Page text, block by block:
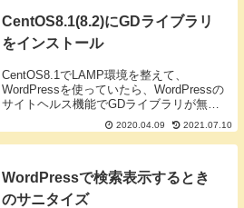
CentOS8.1(8.2)にGDライブラリ
をインストール
CentOS8.1でLAMP環境を整えて、
WordPressを使っていたら、WordPressの
サイトヘルス機能でGDライブラリが無い
よ！と叱られたので、GDライブラリをイ
ンストールします。CentOS8.2も同じで
す！インストールできるラ...
2020.04.09 2021.07.10
WordPressで検索表示するとき
のサニタイズ